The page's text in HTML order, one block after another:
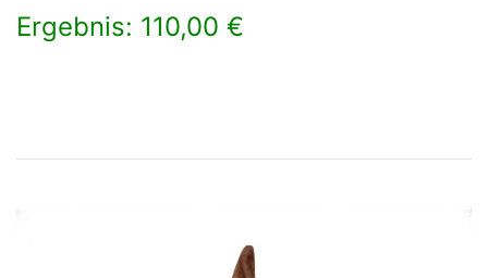
Ergebnis: 110,00 €